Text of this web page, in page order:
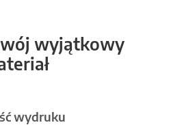
wyjątkowy
wydruku